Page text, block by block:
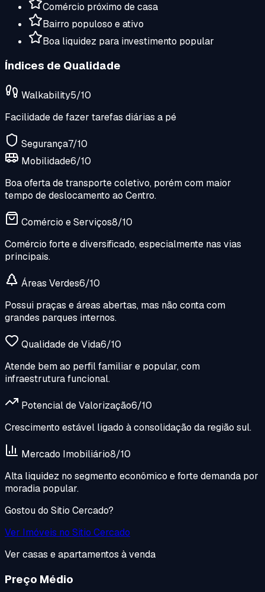
Comércio próximo de casa
Bairro populoso e ativo
Boa liquidez para investimento popular
Índices de Qualidade
Walkability5/10
Facilidade de fazer tarefas diárias a pé
Segurança7/10
Mobilidade6/10
Boa oferta de transporte coletivo, porém com maior
tempo de deslocamento ao Centro.
Comércio e Serviços8/10
Comércio forte e diversificado, especialmente nas vias
principais.
Áreas Verdes6/10
Possui praças e áreas abertas, mas não conta com
grandes parques internos.
Qualidade de Vida6/10
Atende bem ao perfil familiar e popular, com
infraestrutura funcional.
Potencial de Valorização6/10
Crescimento estável ligado à consolidação da região sul.
Mercado Imobiliário8/10
Alta liquidez no segmento econômico e forte demanda por
moradia popular.
Gostou do Sitio Cercado?
Ver Imóveis no Sitio Cercado
Ver casas e apartamentos à venda
Preço Médio